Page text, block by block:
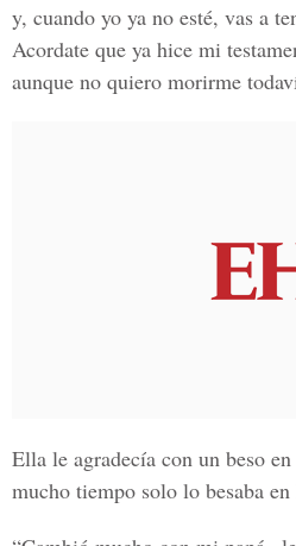
y, cuando yo ya no esté, vas a
Acordate que ya hice mi
aunque no quiero morirme
Ella le agradecía con un beso
mucho tiempo solo lo besaba